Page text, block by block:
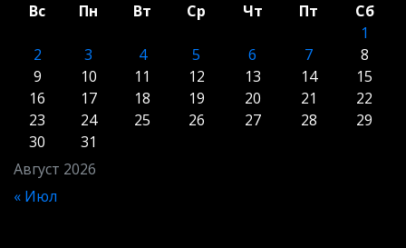
Август 2026
Вс Пн Вт Ср Чт Пт
Сб
1
2
3 4 5 6 7
8
9
10 11 12 13 14
15
16
17 18 19 20 21
22
23
24 25 26 27 28
29
30
31
« Июл